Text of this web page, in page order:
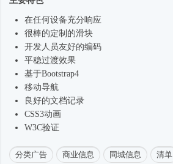
在任何设备充分响应
很棒的定制的滑块
开发人员友好的编码
平稳过渡效果
基于Bootstrap4
移动导航
良好的文档记录
CSS3动画
W3C验证
分类广告 商业信息 同城信息 清单